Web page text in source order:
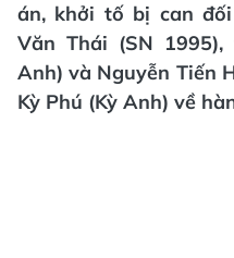
án, khởi tố bị can
Văn Thái (SN
Anh) và Nguyễn Tiến
Kỳ Phú (Kỳ Anh) về